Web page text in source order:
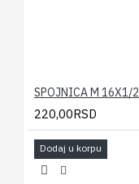
SPOJNICA M 16X1/2
220,00RSD
Dodaj u korpu